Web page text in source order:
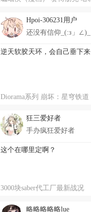
Hpoi-306231用户
还没有信仰_(:з」∠)_
逆天软胶天环，会自己垂下来
狂三爱好者
手办疯狂爱好者
这个在哪里定啊？
3000块saber代工厂最新战况
略略略略略lue